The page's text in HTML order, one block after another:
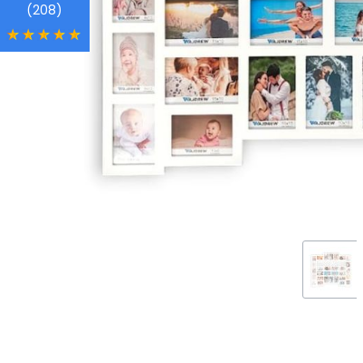
(208)